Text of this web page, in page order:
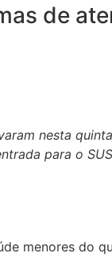
de
nesta
para o
menores do